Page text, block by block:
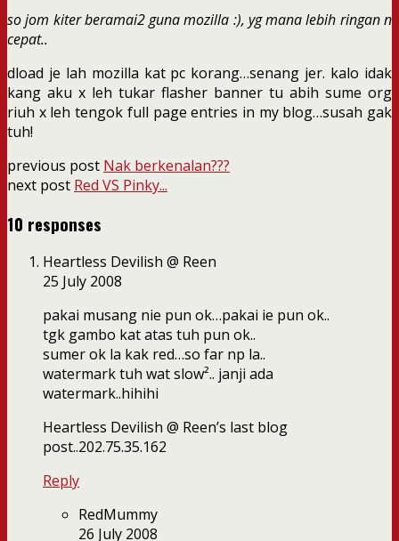
so jom kiter beramai2 guna mozilla :), yg mana lebih ringan n
cepat..
dload je lah mozilla kat pc korang…senang jer. kalo idak
kang aku x leh tukar flasher banner tu abih sume org
riuh x leh tengok full page entries in my blog…susah gak
tuh!
previous post Nak berkenalan???
next post Red VS Pinky...
10 responses
Heartless Devilish @ Reen
25 July 2008
pakai musang nie pun ok…pakai ie pun ok..
tgk gambo kat atas tuh pun ok..
sumer ok la kak red…so far np la..
watermark tuh wat slow².. janji ada
watermark..hihihi
Heartless Devilish @ Reen’s last blog
post..202.75.35.162
Reply
RedMummy
26 July 2008